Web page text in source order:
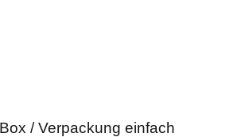
/ Verpackung einfach